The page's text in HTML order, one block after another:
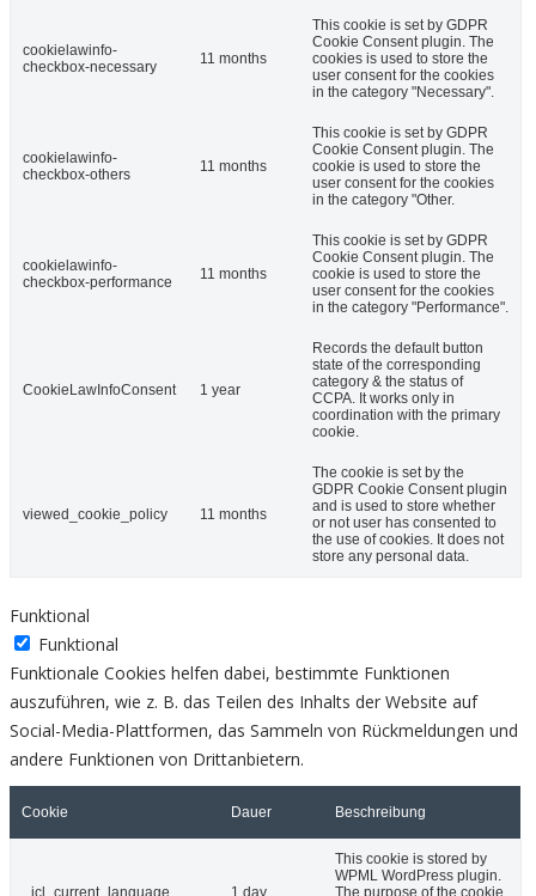
cookielawinfo-
checkbox-necessary
11 months
This cookie is set by GDPR
Cookie Consent plugin. The
cookies is used to store the
user consent for the cookies
in the category "Necessary".
cookielawinfo-
checkbox-others
11 months
This cookie is set by GDPR
Cookie Consent plugin. The
cookie is used to store the
user consent for the cookies
in the category "Other.
cookielawinfo-
checkbox-performance
11 months
This cookie is set by GDPR
Cookie Consent plugin. The
cookie is used to store the
user consent for the cookies
in the category "Performance".
CookieLawInfoConsent 1 year
Records the default button
state of the corresponding
category & the status of
CCPA. It works only in
coordination with the primary
cookie.
viewed_cookie_policy 11 months
The cookie is set by the
GDPR Cookie Consent plugin
and is used to store whether
or not user has consented to
the use of cookies. It does not
store any personal data.
Funktional
Funktional
Funktionale Cookies helfen dabei, bestimmte Funktionen
auszuführen, wie z. B. das Teilen des Inhalts der Website auf
Social-Media-Plattformen, das Sammeln von Rückmeldungen und
andere Funktionen von Drittanbietern.
Cookie Dauer Beschreibung
_icl_current_language 1 day
This cookie is stored by
WPML WordPress plugin.
The purpose of the cookie